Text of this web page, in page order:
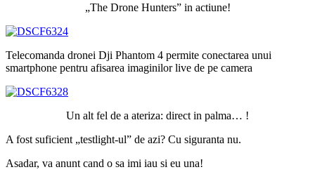
„The Drone Hunters” in actiune!
Telecomanda dronei Dji Phantom 4 permite conectarea unui
smartphone pentru afisarea imaginilor live de pe camera
Un alt fel de a ateriza: direct in palma… !
A fost suficient „testlight-ul” de azi? Cu siguranta nu.
Asadar, va anunt cand o sa imi iau si eu una!